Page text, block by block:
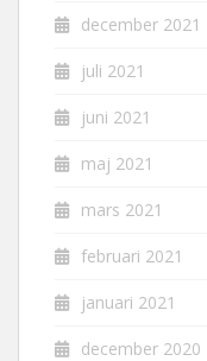
december 2021
juli 2021
juni 2021
maj 2021
mars 2021
februari 2021
januari 2021
december 2020